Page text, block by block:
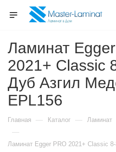
Ламинат
2021+ Classic
Дуб Азгил
EPL156
Главная — Каталог — Ламинат
—
Ламинат Egger PRO 2021+ Classic